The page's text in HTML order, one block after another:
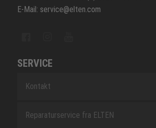
E-Mail: service@elten.com
SERVICE
Kontakt
Reparaturservice fra ELTEN